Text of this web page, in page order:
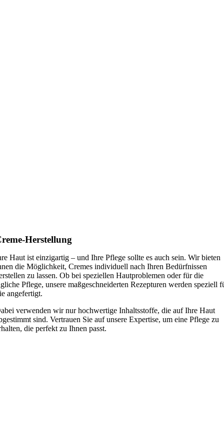
Herstellung
Haut ist einzigartig – und Ihre Pflege sollte es auch sein. Wir bieten
die Möglichkeit, Cremes individuell nach Ihren Bedürfnissen
zu lassen. Ob bei speziellen Hautproblemen oder für die
Pflege, unsere maßgeschneiderten Rezepturen werden speziell
angefertigt.
verwenden wir nur hochwertige Inhaltsstoffe, die auf Ihre Haut
sind. Vertrauen Sie auf unsere Expertise, um eine Pflege zu
die perfekt zu Ihnen passt.